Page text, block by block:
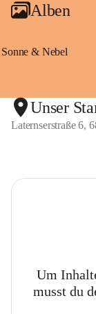
Alben
Sonne & Nebel
Unser
Laternserstraße 6,
Um
musst du